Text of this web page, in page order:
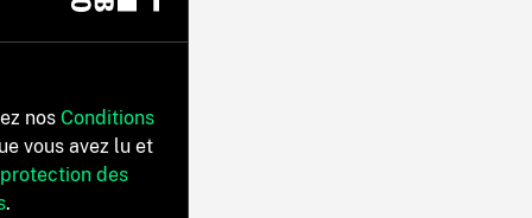
nos Conditions
vous avez lu et
des
.